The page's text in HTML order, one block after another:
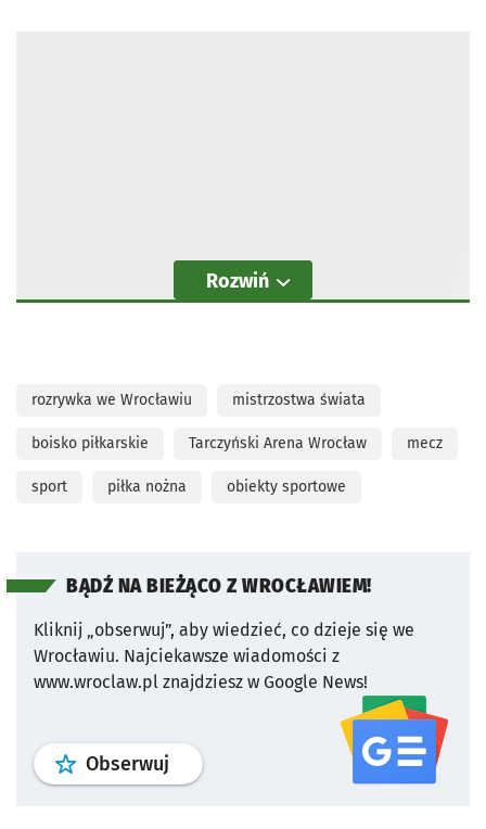
Rozwiń
rozrywka we Wrocławiu mistrzostwa świata
boisko piłkarskie Tarczyński Arena Wrocław mecz
sport piłka nożna obiekty sportowe
BĄDŹ NA BIEŻĄCO Z WROCŁAWIEM!
Kliknij „obserwuj”, aby wiedzieć, co dzieje się we
Wrocławiu. Najciekawsze wiadomości z
www.wroclaw.pl znajdziesz w Google News!
Obserwuj profil serwisu